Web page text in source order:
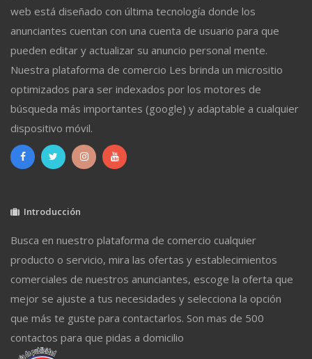
web está diseñado con última tecnología donde los
anunciantes cuentan con una cuenta de usuario para que
pueden editar y actualizar su anuncio personal mente.
Nuestra plataforma de comercio Les brinda un micrositio
optimizados para ser indexados por los motores de
búsqueda más importantes (google) y adaptable a cualquier
dispositivo móvil.
Introducción
Busca en nuestro plataforma de comercio cualquier
producto o servicio, mira las ofertas y establecimientos
comerciales de nuestros anunciantes, escoge la oferta que
mejor se ajuste a tus necesidades y selecciona la opción
que más te guste para contactarlos. Son mas de 500
contactos para que pidas a domicilio